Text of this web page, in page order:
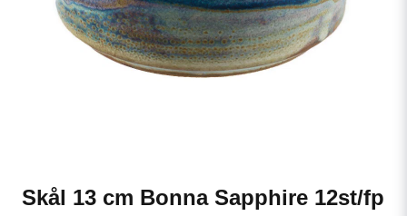
Skål 13 cm Bonna Sapphire 12st/fp